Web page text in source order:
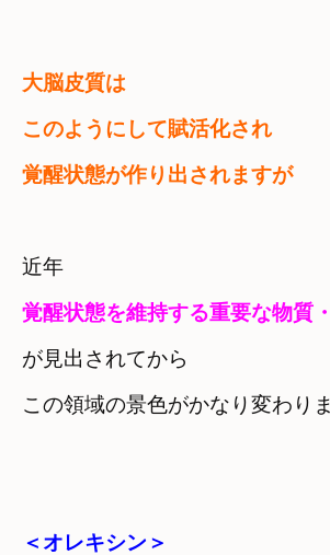
大脳皮質は
このようにして賦活化され
覚醒状態が作り出されますが
覚醒状態を維持する重要な物質
が見出されてから
この領域の景色がかなり変わり
＜オレキシン＞